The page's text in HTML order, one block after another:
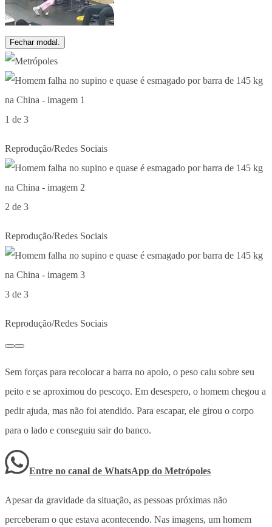
Fechar modal.
1 de 3
Reprodução/Redes Sociais
2 de 3
Reprodução/Redes Sociais
3 de 3
Reprodução/Redes Sociais
Sem forças para recolocar a barra no apoio, o peso caiu sobre seu
peito e se aproximou do pescoço. Em desespero, o homem chegou a
pedir ajuda, mas não foi atendido. Para escapar, ele girou o corpo
para o lado e conseguiu sair do banco.
Entre no canal de WhatsApp do Metrópoles
Apesar da gravidade da situação, as pessoas próximas não
perceberam o que estava acontecendo. Nas imagens, um homem